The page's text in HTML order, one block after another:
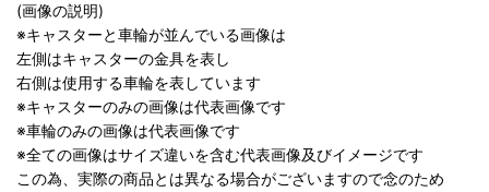
(画像の説明)
※キャスターと車輪が並んでいる画像は
左側はキャスターの金具を表し
右側は使用する車輪を表しています
※キャスターのみの画像は代表画像です
※車輪のみの画像は代表画像です
※全ての画像はサイズ違いを含む代表画像及びイメージです
この為、実際の商品とは異なる場合がございますので念のため